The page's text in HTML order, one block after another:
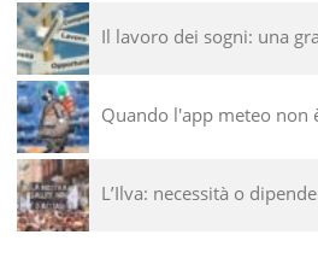
Il lavoro dei sogni: una
Quando l'app meteo non
L’Ilva: necessità o